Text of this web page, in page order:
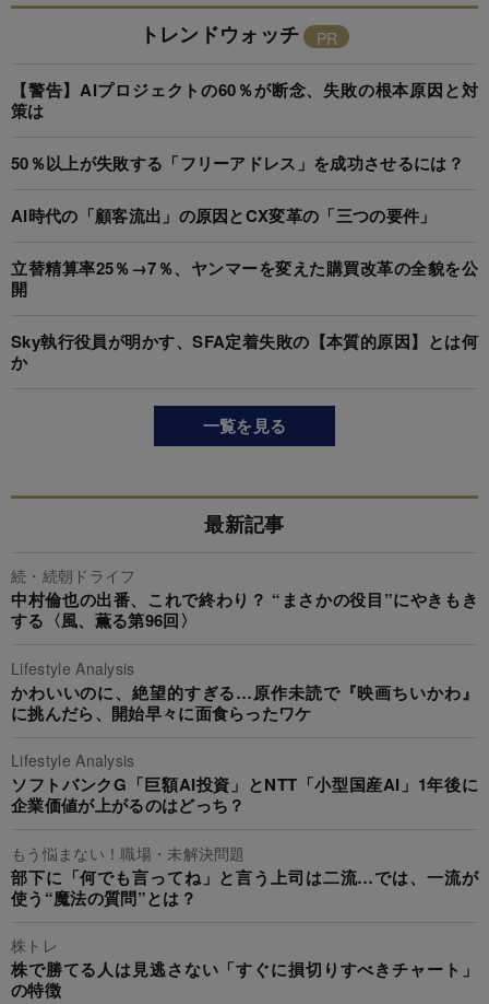
トレンドウォッチ
【警告】AIプロジェクトの60％が断念、失敗の根本原因と対
策は
50％以上が失敗する「フリーアドレス」を成功させるには？
AI時代の「顧客流出」の原因とCX変革の「三つの要件」
立替精算率25％→7％、ヤンマーを変えた購買改革の全貌を公
開
Sky執行役員が明かす、SFA定着失敗の【本質的原因】とは何
か
一覧を見る
最新記事
続・続朝ドライフ
中村倫也の出番、これで終わり？ “まさかの役目”にやきもき
する〈風、薫る第96回〉
Lifestyle Analysis
かわいいのに、絶望的すぎる…原作未読で『映画ちいかわ』
に挑んだら、開始早々に面食らったワケ
Lifestyle Analysis
ソフトバンクG「巨額AI投資」とNTT「小型国産AI」1年後に
企業価値が上がるのはどっち？
もう悩まない！職場・未解決問題
部下に「何でも言ってね」と言う上司は二流…では、一流が
使う“魔法の質問”とは？
株トレ
株で勝てる人は見逃さない「すぐに損切りすべきチャート」
の特徴